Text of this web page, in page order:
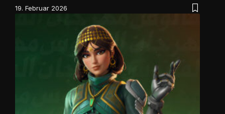
19. Februar 2026